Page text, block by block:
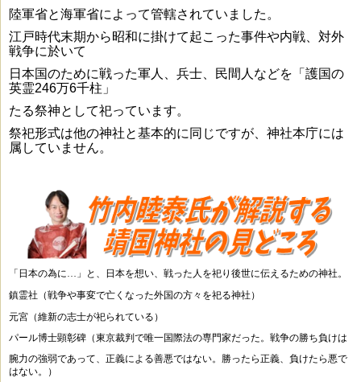
陸軍省と海軍省によって管轄されていました。
江戸時代末期から昭和に掛けて起こった事件や内戦、対外
戦争に於いて
日本国のために戦った軍人、兵士、民間人などを「護国の
英霊246万6千柱」
たる祭神として祀っています。
祭祀形式は他の神社と基本的に同じですが、神社本庁には
属していません。
「日本の為に…」と、日本を想い、戦った人を祀り後世に伝えるための神社。
鎮霊社（戦争や事変で亡くなった外国の方々を祀る神社）
元宮（維新の志士が祀られている）
パール博士顕彰碑（東京裁判で唯一国際法の専門家だった。戦争の勝ち負けは
腕力の強弱であって、正義による善悪ではない。勝ったら正義、負けたら悪で
はない。）